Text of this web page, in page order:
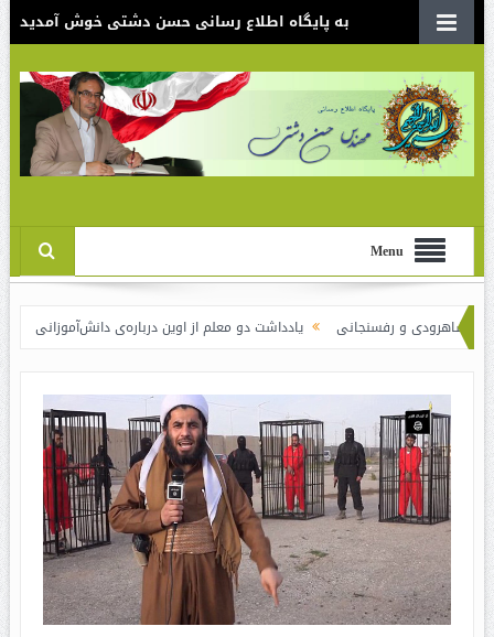
به پایگاه اطلاع رسانی حسن دشتی خوش آمدید
Menu
و رفسنجانی یادداشت دو معلم از اوین درباره‌ی دانش‌آموزانی که سوختند